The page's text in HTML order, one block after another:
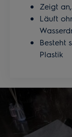
Zeigt
Läuft
Besteht
Plastik